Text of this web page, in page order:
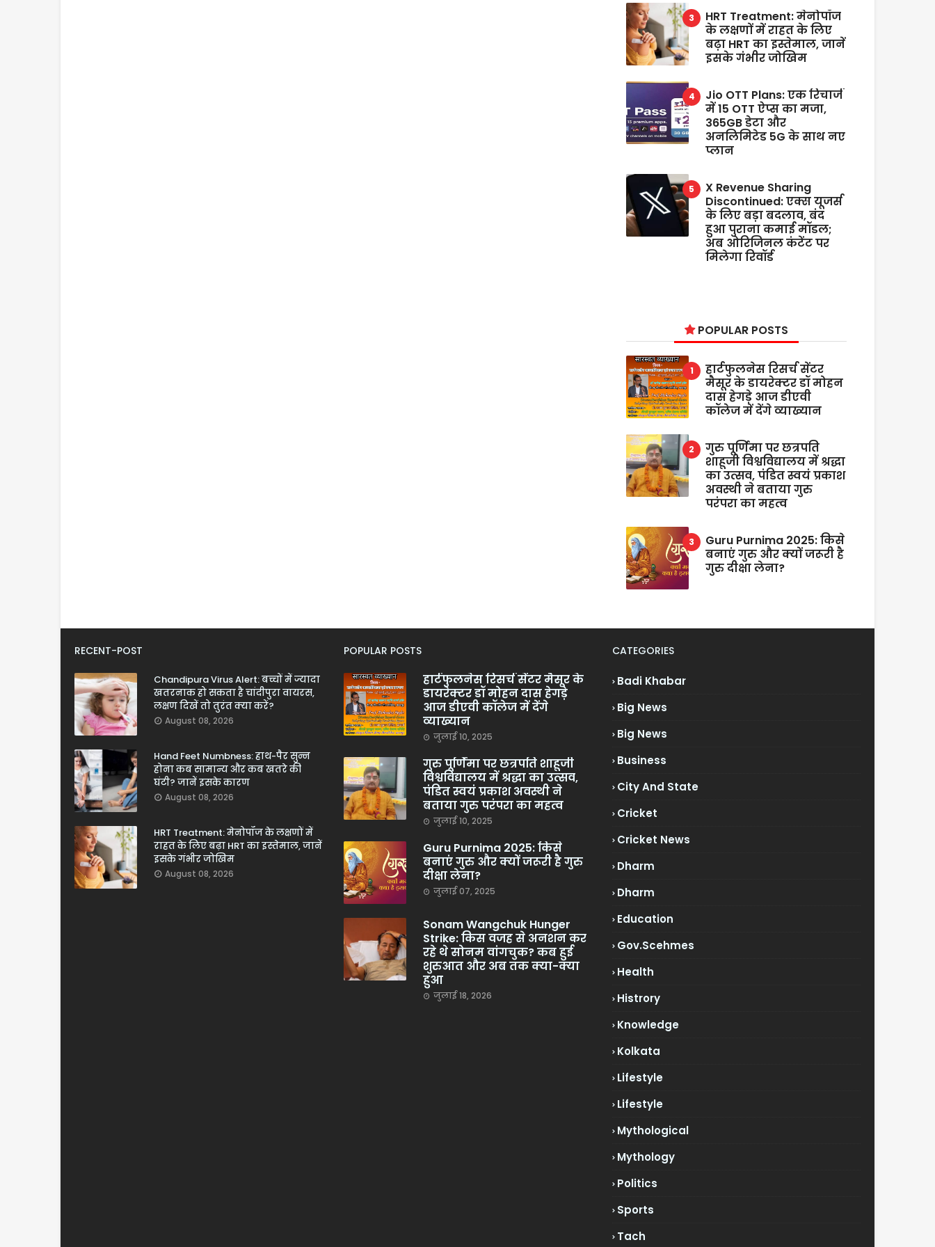
HRT Treatment: मेनोपॉज
के लक्षणों में राहत के लिए
बढ़ा HRT का इस्तेमाल, जानें
इसके गंभीर जोखिम
Jio OTT Plans: एक रिचार्ज
में 15 OTT ऐप्स का मजा,
365GB डेटा और
अनलिमिटेड 5G के साथ नए
प्लान
X Revenue Sharing
Discontinued: एक्स यूजर्स
के लिए बड़ा बदलाव, बंद
हुआ पुराना कमाई मॉडल;
अब ओरिजिनल कंटेंट पर
मिलेगा रिवॉर्ड
POPULAR POSTS
हार्टफुलनेस रिसर्च सेंटर
मैसूर के डायरेक्टर डॉ मोहन
दास हेगड़े आज डीएवी
कॉलेज में देंगे व्याख्यान
गुरु पूर्णिमा पर छत्रपति
शाहूजी विश्वविद्यालय में श्रद्धा
का उत्सव, पंडित स्वयं प्रकाश
अवस्थी ने बताया गुरु
परंपरा का महत्व
Guru Purnima 2025: किसे
बनाएं गुरु और क्यों जरूरी है
गुरु दीक्षा लेना?
RECENT-POST
Chandipura Virus Alert: बच्चों में ज्यादा
खतरनाक हो सकता है चांदीपुरा वायरस,
लक्षण दिखें तो तुरंत क्या करें?
August 08, 2026
Hand Feet Numbness: हाथ-पैर सुन्न
होना कब सामान्य और कब खतरे की
घंटी? जानें इसके कारण
August 08, 2026
HRT Treatment: मेनोपॉज के लक्षणों में
राहत के लिए बढ़ा HRT का इस्तेमाल, जानें
इसके गंभीर जोखिम
August 08, 2026
POPULAR POSTS
हार्टफुलनेस रिसर्च सेंटर मैसूर के
डायरेक्टर डॉ मोहन दास हेगड़े
आज डीएवी कॉलेज में देंगे
व्याख्यान
जुलाई 10, 2025
गुरु पूर्णिमा पर छत्रपति शाहूजी
विश्वविद्यालय में श्रद्धा का उत्सव,
पंडित स्वयं प्रकाश अवस्थी ने
बताया गुरु परंपरा का महत्व
जुलाई 10, 2025
Guru Purnima 2025: किसे
बनाएं गुरु और क्यों जरूरी है गुरु
दीक्षा लेना?
जुलाई 07, 2025
Sonam Wangchuk Hunger
Strike: किस वजह से अनशन कर
रहे थे सोनम वांगचुक? कब हुई
शुरुआत और अब तक क्या-क्या
हुआ
जुलाई 18, 2026
CATEGORIES
Badi Khabar
Big News
Big News
Business
City And State
Cricket
Cricket News
Dharm
Dharm
Education
Gov.scehmes
Health
Histrory
Knowledge
Kolkata
Lifestyle
Lifestyle
Mythological
Mythology
Politics
Sports
Tach